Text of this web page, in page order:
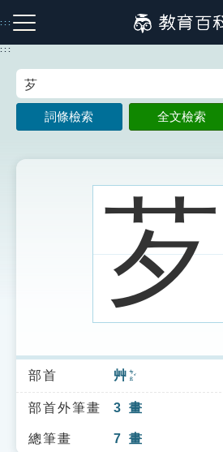
到
主
:::
注音索引圖示 筆畫索引圖示
索引選單
知識索引
單字索引
:::
詞條檢索 全文檢索
芕
部首 艸 ㄘㄠˇ
部首外筆畫 3 畫
總筆畫 7 畫